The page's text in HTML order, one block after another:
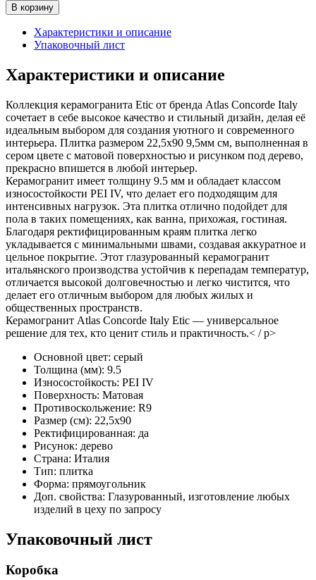
В корзину
Характеристики и описание
Упаковочный лист
Характеристики и описание
Коллекция керамогранита Etic от бренда Atlas Concorde Italy
сочетает в себе высокое качество и стильный дизайн, делая её
идеальным выбором для создания уютного и современного
интерьера. Плитка размером 22,5х90 9,5мм см, выполненная в
сером цвете с матовой поверхностью и рисунком под дерево,
прекрасно впишется в любой интерьер.
Керамогранит имеет толщину 9.5 мм и обладает классом
износостойкости PEI IV, что делает его подходящим для
интенсивных нагрузок. Эта плитка отлично подойдет для
пола в таких помещениях, как ванна, прихожая, гостиная.
Благодаря ректифицированным краям плитка легко
укладывается с минимальными швами, создавая аккуратное и
цельное покрытие. Этот глазурованный керамогранит
итальянского производства устойчив к перепадам температур,
отличается высокой долговечностью и легко чистится, что
делает его отличным выбором для любых жилых и
общественных пространств.
Керамогранит Atlas Concorde Italy Etic — универсальное
решение для тех, кто ценит стиль и практичность.< / p>
Основной цвет: серый
Толщина (мм): 9.5
Износостойкость: PEI IV
Поверхность: Матовая
Противоскольжение: R9
Размер (см): 22,5x90
Ректифицированная: да
Рисунок: дерево
Страна: Италия
Тип: плитка
Форма: прямоугольник
Доп. свойства: Глазурованный, изготовление любых
изделий в цеху по запросу
Упаковочный лист
Коробка